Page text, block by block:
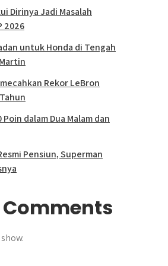
Dirinya Jadi Masalah
2026
untuk Honda di Tengah
Rekor LeBron
dalam Dua Malam dan
Pensiun, Superman
Comments